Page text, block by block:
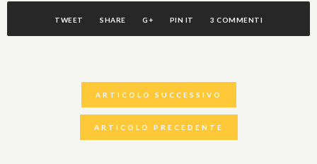
TWEET SHARE G+ PIN IT 3 COMMENTI
ARTICOLO SUCCESSIVO
ARTICOLO PRECEDENTE